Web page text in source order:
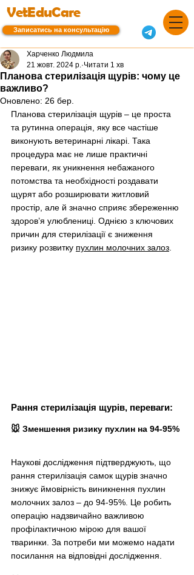
VetEduCare
Записатись на консультацію
Планова стерилізація щурів: чому це
важливо?
Харченко Людмила
21 жовт. 2024 р. Читати 1 хв
Оновлено: 26 бер.
Планова стерилізація щурів – це проста
та рутинна операція, яку все частіше
виконують ветеринарні лікарі. Така
процедура має не лише практичні
переваги, як уникнення небажаного
потомства та необхідності роздавати
щурят або розширювати житловий
простір, але й значно сприяє збереженню
здоров’я улюблениці. Однією з ключових
причин для стерилізації є зниження
ризику розвитку пухлин молочних залоз
Рання стерилізація щурів, переваги:
🐭 Зменшення ризику пухлин на 94-95%
Наукові дослідження підтверджують, що
рання стерилізація самок щурів значно
знижує ймовірність виникнення пухлин
молочних залоз – до 94-95%. Це робить
операцію надзвичайно важливою
профілактичною мірою для вашої
тваринки. За потреби ми можемо надати
посилання на відповідні дослідження.